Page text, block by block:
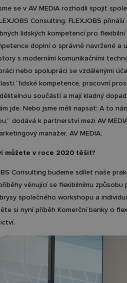
se v AV MEDIA rozhodli spojit
Consulting. FLEXJOBS
lidských kompetencí pro
doplní o správně navržené a
s moderními komunikačními
nebo spolupráci se vzdálenými
“lidské kompetence, pracovní
součástí a mají kladný
jde. Nebo jsme měli napsat: A to
dodává k partnerství mezi AV
manažer, AV MEDIA.
můžete v roce 2020 těšit?
Consulting budeme sdílet naše
věnující se flexibilnímu způsobu
společného workshopu a
si nyní příběh Komerční banky o